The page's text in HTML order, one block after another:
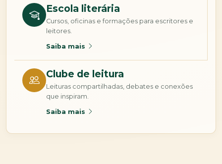
Escola literária
Cursos, oficinas e formações para escritores e
leitores.
Saiba mais
Clube de leitura
Leituras compartilhadas, debates e conexões
que inspiram.
Saiba mais